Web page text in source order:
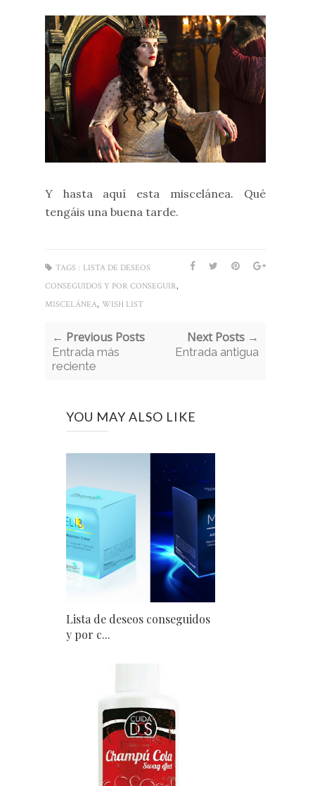
Y hasta aquí esta miscelánea. Qué
tengáis una buena tarde.
TAGS : LISTA DE DESEOS
CONSEGUIDOS Y POR CONSEGUIR,
MISCELÁNEA, WISH LIST
← Previous Posts
Entrada más
reciente
Next Posts →
Entrada antigua
YOU MAY ALSO LIKE
Lista de deseos conseguidos
y por c...